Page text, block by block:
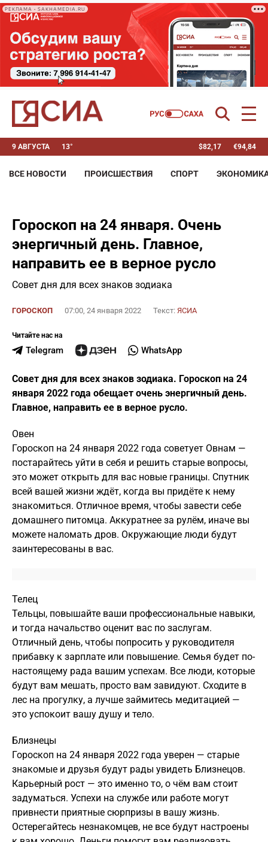
РЕКЛАМА • SAKHAMEDIA.RU
9 АВГУСТА 13° $82,17 €94,84
ВСЕ НОВОСТИ ПРОИСШЕСТВИЯ СПОРТ
Гороскоп на 24 января. Очень
энергичный день. Главное,
направить ее в верное русло
Совет дня для всех знаков зодиака
ГОРОСКОП 07:00, 24 января 2022 Текст: ЯСИА
Читайте нас на
Telegram WhatsApp
Совет дня для всех знаков зодиака. Гороскоп на 24
января 2022 года обещает очень энергичный день.
Главное, направить ее в верное русло.
Овен
Гороскоп на 24 января 2022 года советует Овнам —
постарайтесь уйти в себя и решить старые вопросы,
это может открыть для вас новые границы. Спутник
всей вашей жизни ждёт, когда вы придёте к нему
знакомиться. Отличное время, чтобы завести себе
домашнего питомца. Аккуратнее за рулём, иначе вы
можете наломать дров. Окружающие люди будут
заинтересованы в вас.
Телец
Тельцы, повышайте ваши профессиональные навыки,
и тогда начальство оценит вас по заслугам.
Отличный день, чтобы попросить у руководителя
прибавку к зарплате или повышение. Семья будет по-
настоящему рада вашим успехам. Все люди, которые
будут вам мешать, просто вам завидуют. Сходите в
лес на прогулку, а лучше займитесь медитацией —
это успокоит вашу душу и тело.
Близнецы
Гороскоп на 24 января 2022 года уверен — старые
знакомые и друзья будут рады увидеть Близнецов.
Карьерный рост — это именно то, о чём вам стоит
задуматься. Успехи на службе или работе могут
привнести приятные сюрпризы в вашу жизнь.
Остерегайтесь незнакомцев, не все будут настроены